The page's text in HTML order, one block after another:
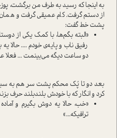
به اینجا که رسید به طرف من برگشت،
از دستم گرفت. کام عمیقی گرفت و
پشت خط گفت:
«البته بگم‌ها، با کمک یکی از
رفیق ناب و پایه‌ی خودم .... حالا
دو ساعت دیگه می‌بینمت ... فعلا
بعد دو تا پُک محکم پشت سر هم به
کرد و انگار که با خودش بلند‌بلند حرف
«خب، حالا یه دوش بگیرم و
ترافیکه...»